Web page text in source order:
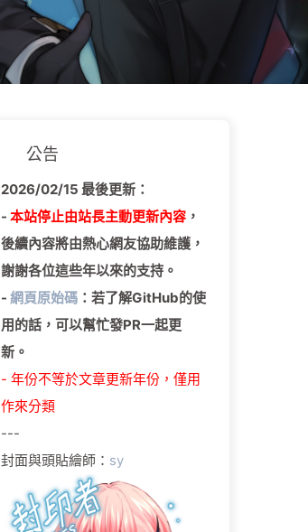
公告
2026/02/15 最後更新：
- 本站停止由站長主動更新內容，
後續內容將由熱心網友協助維護，
謝謝各位這些年以來的支持。
- 網頁原始碼：若了解GitHub的使
用的話，可以幫忙發PR一起更
新。
- 年份不等於文章更新年份，僅用
作來分類
---
封面與頭貼繪師： sy